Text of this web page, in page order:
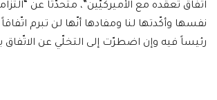
اتّفاق تعقده مع الأميركيّين”، متحدّثاً عن
نفسها وأكّدتها لنا ومفادها أنّها لن تبرم
رئيساً فيه وإن اضطرّت إلى التخلّي عن الاتّفاق